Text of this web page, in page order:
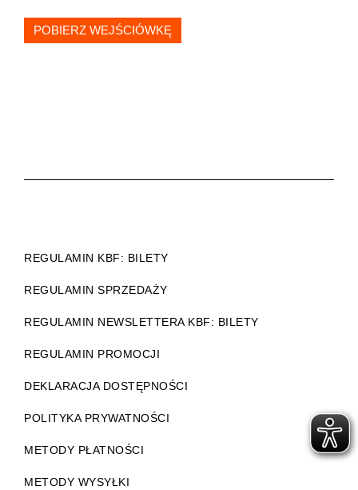
POBIERZ WEJŚCIÓWKĘ
REGULAMIN KBF: BILETY
REGULAMIN SPRZEDAŻY
REGULAMIN NEWSLETTERA KBF: BILETY
REGULAMIN PROMOCJI
DEKLARACJA DOSTĘPNOŚCI
POLITYKA PRYWATNOŚCI
METODY PŁATNOŚCI
METODY WYSYŁKI